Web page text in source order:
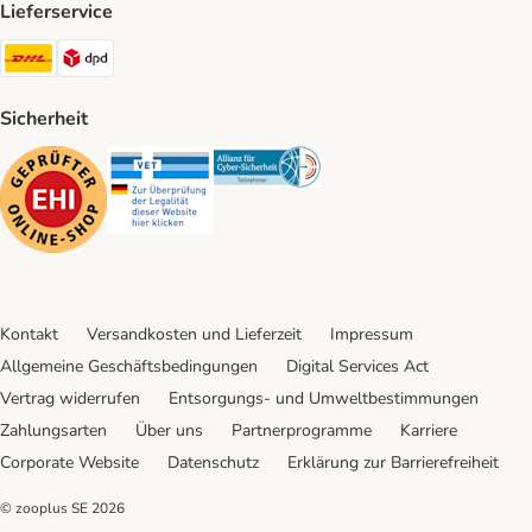
Lieferservice
DHL Shipping Method
Sicherheit
Security Security Security
Kontakt Versandkosten und Lieferzeit
Impressum
Allgemeine Geschäftsbedingungen
Digital Services Act
Vertrag widerrufen
Entsorgungs- und Umweltbestimmungen
Zahlungsarten
Über uns Partnerprogramme
Karriere
Corporate Website
Datenschutz Erklärung zur Barrierefreiheit
© zooplus SE 2026